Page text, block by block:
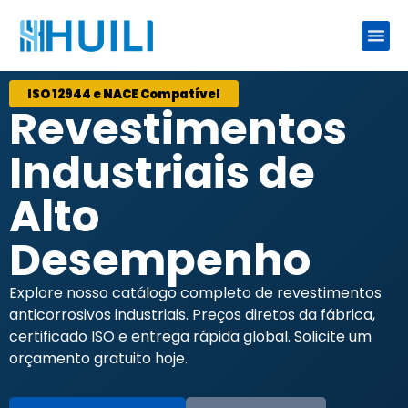
ISO 12944 e NACE Compatível
Revestimentos
Industriais de
Alto
Desempenho
Explore nosso catálogo completo de revestimentos
anticorrosivos industriais. Preços diretos da fábrica,
certificado ISO e entrega rápida global. Solicite um
orçamento gratuito hoje.